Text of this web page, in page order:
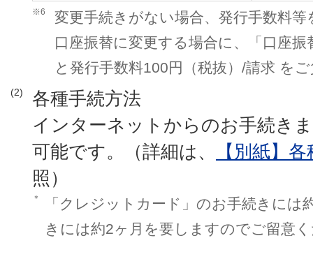
※6
変更手続きがない場合、発行手数料
口座振替に変更する場合に、「口座
と発行手数料100円（税抜）/請求 を
(2)
各種手続方法
インターネットからのお手続き
可能です。（詳細は、
【別紙】
照）
＊
「クレジットカード」のお手続きには
きには約2ヶ月を要しますのでご留意